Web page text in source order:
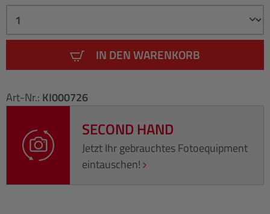
IN DEN WARENKORB
Art-Nr.: KI000726
SECOND HAND
Jetzt Ihr gebrauchtes Fotoequipment
eintauschen!